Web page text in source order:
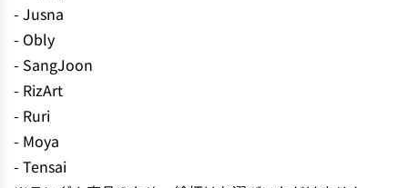
- Jusna
- Obly
- SangJoon
- RizArt
- Ruri
- Moya
- Tensai